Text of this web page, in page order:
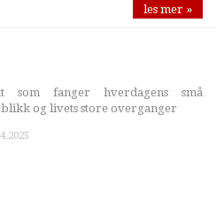
les mer »
som fanger hverdagens små
og livets store overganger